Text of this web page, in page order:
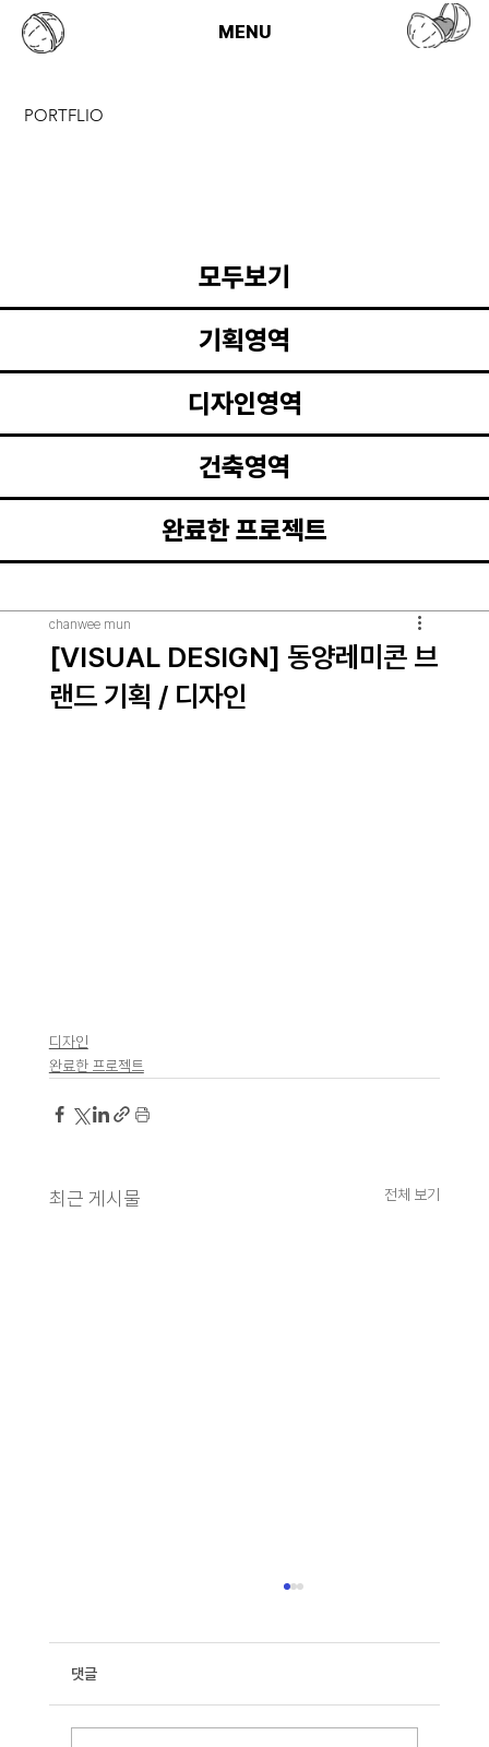
MENU
[VISUAL DESIGN] 동양레미콘 브
랜드 기획 / 디자인
chanwee mun
디자인
완료한 프로젝트
최근 게시물 전체 보기
댓글
모두보기
기획영역
디자인영역
건축영역
완료한 프로젝트
PORTFLIO